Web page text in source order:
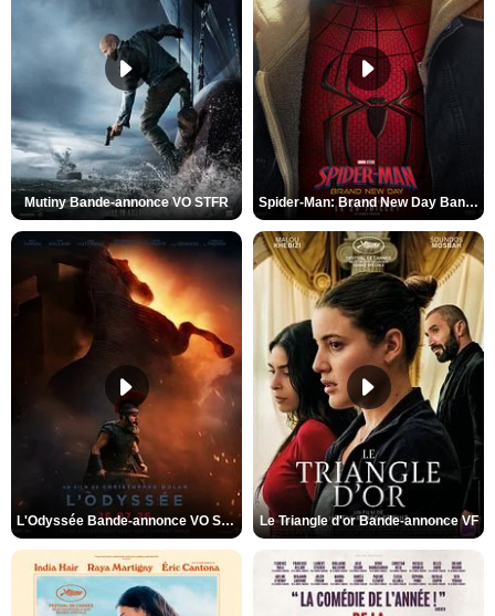
Mutiny Bande-annonce VO STFR Spider-Man: Brand New Day Bande-annonce VO STFR
L'Odyssée Bande-annonce VO STFR Le Triangle d'or Bande-annonce VF